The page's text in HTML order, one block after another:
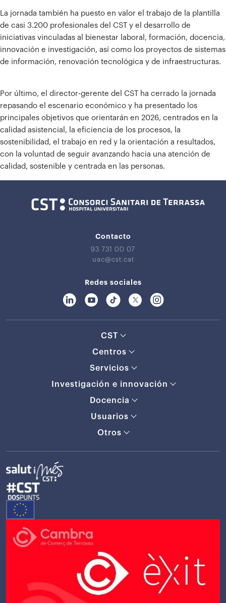
La jornada también ha puesto en valor el trabajo de la plantilla
de casi 3.200 profesionales del CST y el desarrollo de
iniciativas vinculadas al bienestar laboral, formación, docencia,
innovación e investigación, así como los proyectos de sistemas
de información, renovación tecnológica y de infraestructuras.
Por último, el director-gerente del CST ha cerrado la jornada
repasando el escenario económico y ha presentado los
principales objetivos que orientarán en 2026, centrados en la
calidad asistencial, la eficiencia de los procesos, la
sostenibilidad, el trabajo en red y la orientación a resultados,
con la voluntad de seguir avanzando hacia una atención de
calidad, sostenible y centrada en las personas.
Contacto
93 731 00 07
uac@cst.cat
Redes sociales
CST
Centros
Servicios
Investigación e innovación
Docencia
Usuarios
Otros